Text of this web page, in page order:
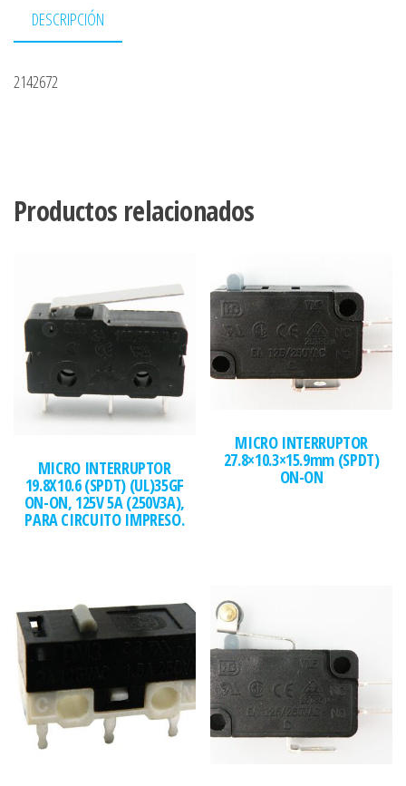
DESCRIPCIÓN
2142672
Productos relacionados
MICRO INTERRUPTOR
19.8X10.6 (SPDT) (UL)35GF
ON-ON, 125V 5A (250V3A),
PARA CIRCUITO IMPRESO.
MICRO INTERRUPTOR
27.8×10.3×15.9mm (SPDT)
ON-ON